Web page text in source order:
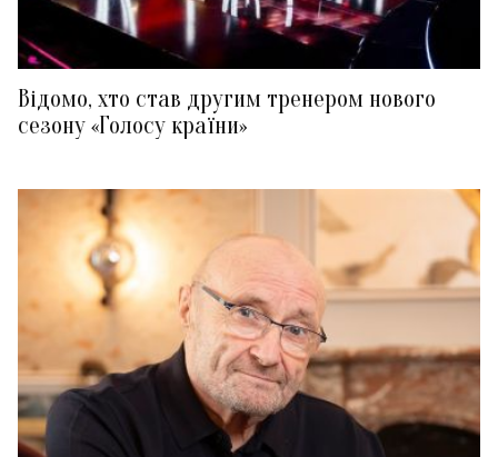
Відомо, хто став другим тренером нового
сезону «Голосу країни»